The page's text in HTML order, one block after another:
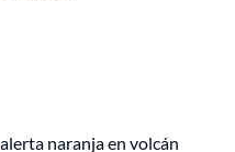
naranja en volcán